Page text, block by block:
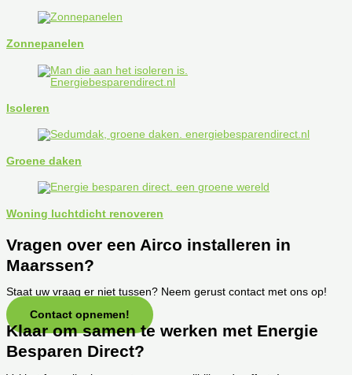
Zonnepanelen
Isoleren
Groene daken
Woning luchtdicht renoveren
Vragen over een Airco installeren in
Maarssen?
Staat uw vraag er niet tussen? Neem gerust contact met ons op!
Contact opnemen!
Klaar om samen te werken met Energie
Besparen Direct?